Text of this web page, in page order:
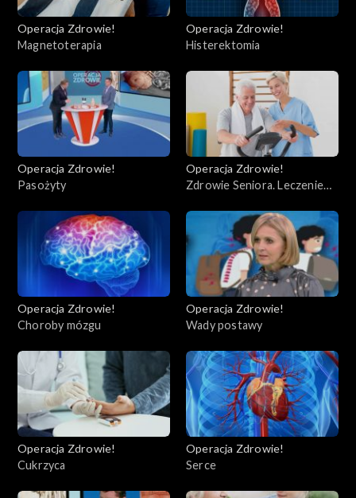
Operacja Zdrowie!
Magnetoterapia
Operacja Zdrowie!
Histerektomia
Operacja Zdrowie!
Pasożyty
Operacja Zdrowie!
Zdrowie Seniora. Leczenie
Operacja Zdrowie!
Choroby mózgu
Operacja Zdrowie!
Wady postawy
Operacja Zdrowie!
Cukrzyca
Operacja Zdrowie!
Serce